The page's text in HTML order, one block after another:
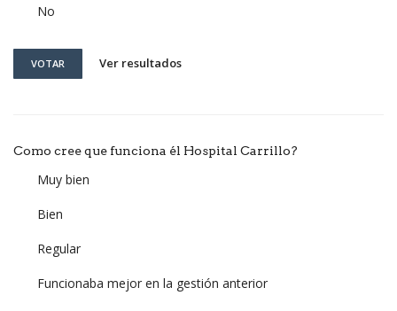
No
VOTAR Ver resultados
Como cree que funciona él Hospital Carrillo?
Muy bien
Bien
Regular
Funcionaba mejor en la gestión anterior